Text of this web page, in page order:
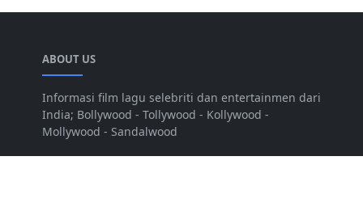
ABOUT US
Informasi film lagu selebriti dan entertainmen dari
India; Bollywood - Tollywood - Kollywood -
Mollywood - Sandalwood